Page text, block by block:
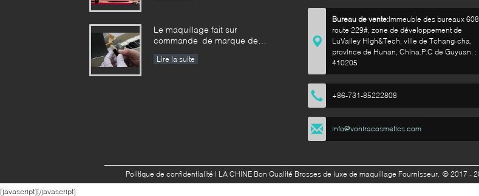
Le maquillage fait sur
commande de marque de
norme d'entreprise de
Lire la suite
Bureau de vente:Immeuble des bureaux
route 229#, zone de développement de
LuValley High&Tech, ville de Tchang-cha,
province de Hunan, China.P.C de Guyuan. :
410205
+86-731-85222808
info@voniracosmetics.com
Politique de confidentialité | LA CHINE Bon Qualité Brosses de luxe de maquillage Fournisseur. © 2017 -
[javascript][/javascript]